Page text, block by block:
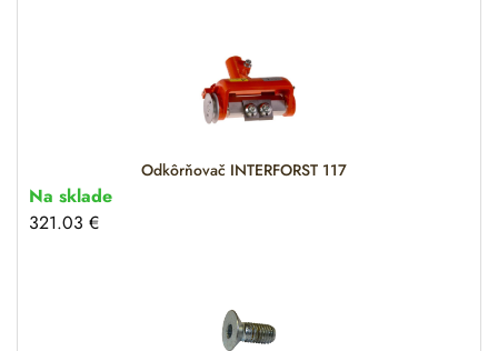
Odkôrňovač INTERFORST 117
Na sklade
321.03 €